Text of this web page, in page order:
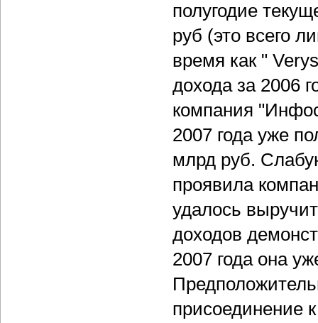
полугодие
руб (это всего
время как "
дохода за 2006
компания
2007 года уже
млрд руб.
проявила
удалось
доходов
2007 года она
присоединение